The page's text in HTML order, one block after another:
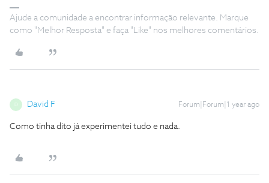
Ajude a comunidade a encontrar informação relevante. Marque
como "Melhor Resposta" e faça "Like" nos melhores comentários.
David F Forum|Forum|1 year ago
Como tinha dito já experimentei tudo e nada.